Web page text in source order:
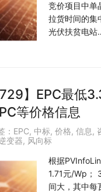
竞价项目中单
拉货时间的集
光伏扶贫电站
】EPC最低
等价格信息
EPC, 中标, 价格, 信息 ,
变器, 风向标
根据
1.71元/Wp
间大，其中每